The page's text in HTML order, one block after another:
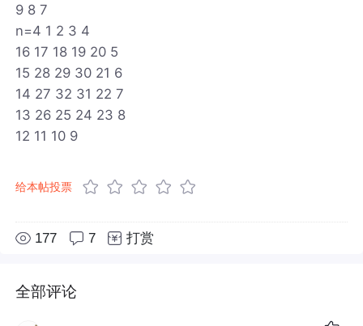
9 8 7
n=4 1 2 3 4
16 17 18 19 20 5
15 28 29 30 21 6
14 27 32 31 22 7
13 26 25 24 23 8
12 11 10 9
给本帖投票
177 7 打赏
全部评论